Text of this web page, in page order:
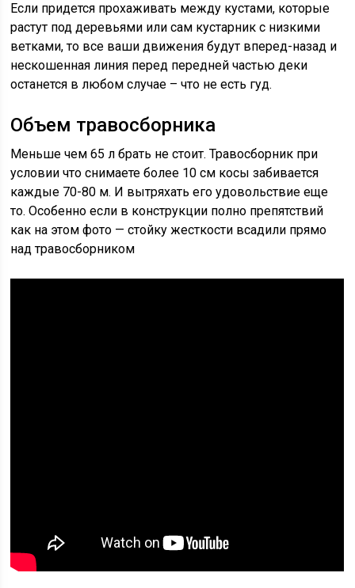
Если придется прохаживать между кустами, которые
растут под деревьями или сам кустарник с низкими
ветками, то все ваши движения будут вперед-назад и
нескошенная линия перед передней частью деки
останется в любом случае – что не есть гуд.
Объем травосборника
Меньше чем 65 л брать не стоит. Травосборник при
условии что снимаете более 10 см косы забивается
каждые 70-80 м. И вытряхать его удовольствие еще
то. Особенно если в конструкции полно препятствий
как на этом фото — стойку жесткости всадили прямо
над травосборником